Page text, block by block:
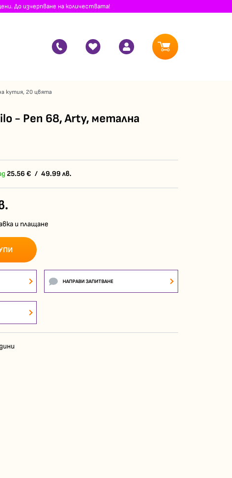
До изчерпване на количествата!
кутия, 20 цвята
- Pen 68, Arty, метална
25.56 € / 49.99 лв.
и плащане
НАПРАВИ ЗАПИТВАНЕ